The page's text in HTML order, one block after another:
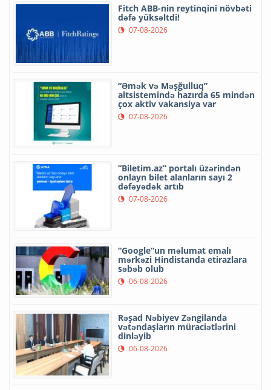
Fitch ABB-nin reytinqini növbəti
dəfə yüksəltdi!
07-08-2026
“Əmək və Məşğulluq”
altsistemində hazırda 65 mindən
çox aktiv vakansiya var
07-08-2026
“Biletim.az” portalı üzərindən
onlayn bilet alanların sayı 2
dəfəyədək artıb
07-08-2026
“Google”un məlumat emalı
mərkəzi Hindistanda etirazlara
səbəb olub
06-08-2026
Rəşad Nəbiyev Zəngilanda
vətəndaşların müraciətlərini
dinləyib
06-08-2026